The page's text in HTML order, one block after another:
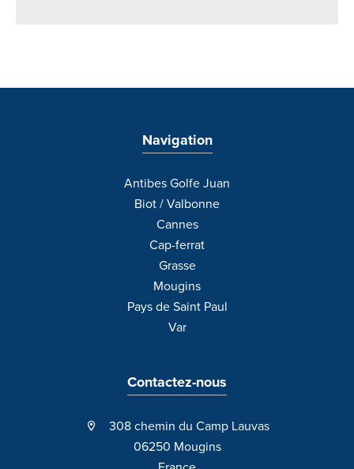
Navigation
Antibes Golfe Juan
Biot / Valbonne
Cannes
Cap-ferrat
Grasse
Mougins
Pays de Saint Paul
Var
Contactez-nous
308 chemin du Camp Lauvas
06250 Mougins